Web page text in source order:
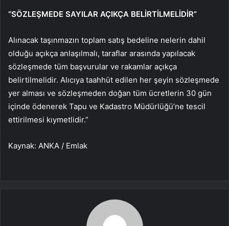
“SÖZLEŞMEDE SAYILAR AÇIKÇA BELİRTİLMELİDİR”
Alınacak taşınmazın toplam satış bedeline nelerin dahil
olduğu açıkça anlaşılmalı, taraflar arasında yapılacak
sözleşmede tüm başvurular ve rakamlar açıkça
belirtilmelidir. Alıcıya taahhüt edilen her şeyin sözleşmede
yer alması ve sözleşmeden doğan tüm ücretlerin 30 gün
içinde ödenerek Tapu ve Kadastro Müdürlüğü’ne tescil
ettirilmesi kıymetlidir.”
Kaynak: ANKA / Emlak